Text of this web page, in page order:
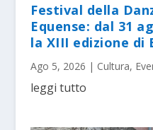
Festival della
Equense: dal 31
la XIII edizione di
Ago 5, 2026 | Cultura,
leggi tutto